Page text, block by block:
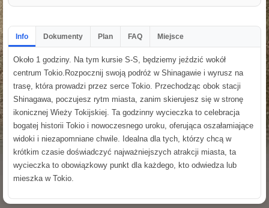
Info Dokumenty Plan FAQ Miejsce
Około 1 godziny. Na tym kursie S-S, będziemy jeździć wokół
centrum Tokio.Rozpocznij swoją podróż w Shinagawie i wyrusz na
trasę, która prowadzi przez serce Tokio. Przechodząc obok stacji
Shinagawa, poczujesz rytm miasta, zanim skierujesz się w stronę
ikonicznej Wieży Tokijskiej. Ta godzinny wycieczka to celebracja
bogatej historii Tokio i nowoczesnego uroku, oferująca oszałamiające
widoki i niezapomniane chwile. Idealna dla tych, którzy chcą w
krótkim czasie doświadczyć najważniejszych atrakcji miasta, ta
wycieczka to obowiązkowy punkt dla każdego, kto odwiedza lub
mieszka w Tokio.